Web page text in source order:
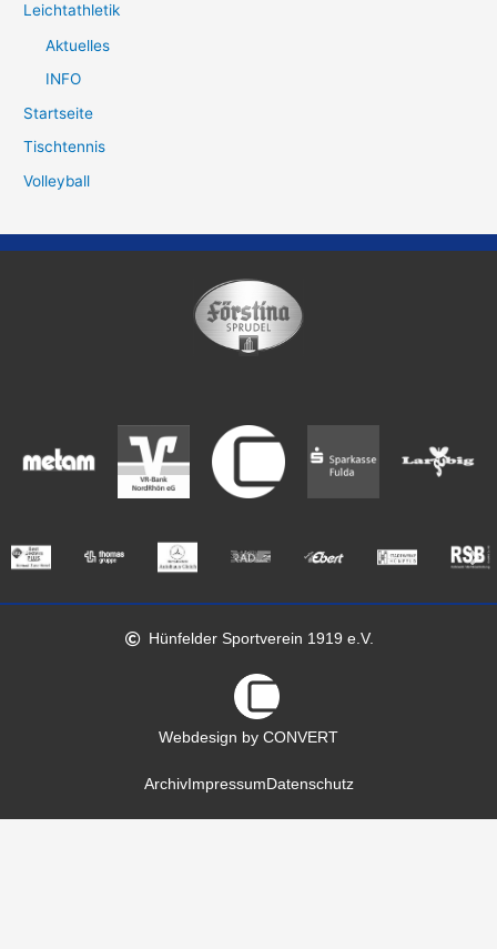
Leichtathletik
Aktuelles
INFO
Startseite
Tischtennis
Volleyball
Hünfelder Sportverein 1919 e.V.
Webdesign by CONVERT
ArchivImpressum Datenschutz